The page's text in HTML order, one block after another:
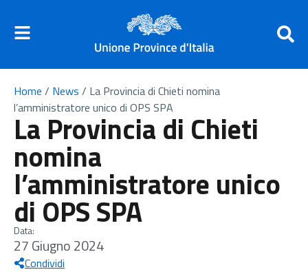
Home / News / La Provincia di Chieti nomina
l’amministratore unico di OPS SPA
La Provincia di Chieti
nomina
l’amministratore unico
di OPS SPA
Data:
27 Giugno 2024
Condividi